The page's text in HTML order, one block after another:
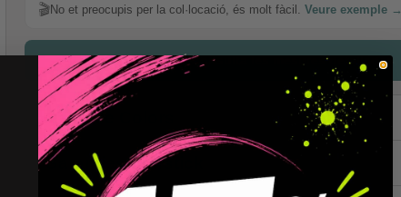
🎬No et preocupis per la col·locació, és molt fàcil. Veure exemple →
📐 Consulta les mesures detallades
Carta de Colors
Garanties Starstick